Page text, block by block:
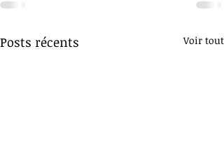
Posts récents Voir tout